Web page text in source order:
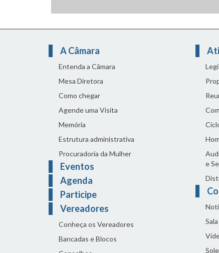
A Câmara
Entenda a Câmara
Mesa Diretora
Como chegar
Agende uma Visita
Memória
Estrutura administrativa
Procuradoria da Mulher
Eventos
Agenda
Participe
Vereadores
Conheça os Vereadores
Bancadas e Blocos
e